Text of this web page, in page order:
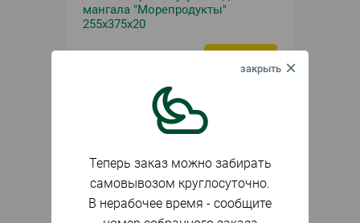
мангала "Морепродукты"
255х375х20
Теперь заказ можно забирать
самовывозом круглосуточно.
В нерабочее время - сообщите